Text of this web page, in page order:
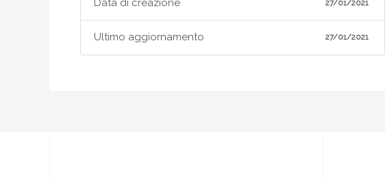
Data di creazione 27/01/2021
Ultimo aggiornamento 27/01/2021